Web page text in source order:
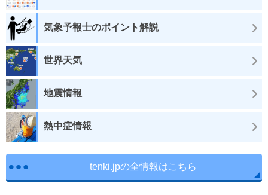
気象予報士のポイント解説
世界天気
地震情報
熱中症情報
tenki.jpの全情報はこちら